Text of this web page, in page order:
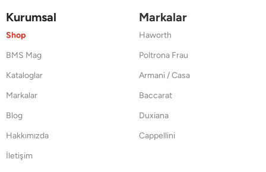
Kurumsal
Shop
BMS Mag
Kataloglar
Markalar
Blog
Hakkımızda
İletişim
Markalar
Haworth
Poltrona Frau
Armani / Casa
Baccarat
Duxiana
Cappellini